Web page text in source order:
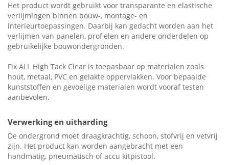
Het product wordt gebruikt voor transparante en elastische
verlijmingen binnen bouw-, montage- en
interieurtoepassingen. Daarbij kan gedacht worden aan het
verlijmen van panelen, profielen en andere onderdelen op
gebruikelijke bouwondergronden.
Fix ALL High Tack Clear is toepasbaar op materialen zoals
hout, metaal, PVC en gelakte oppervlakken. Voor bepaalde
kunststoffen en gevoelige materialen wordt vooraf testen
aanbevolen.
Verwerking en uitharding
De ondergrond moet draagkrachtig, schoon, stofvrij en vetvrij
zijn. Het product kan worden aangebracht met een
handmatig, pneumatisch of accu kitpistool.